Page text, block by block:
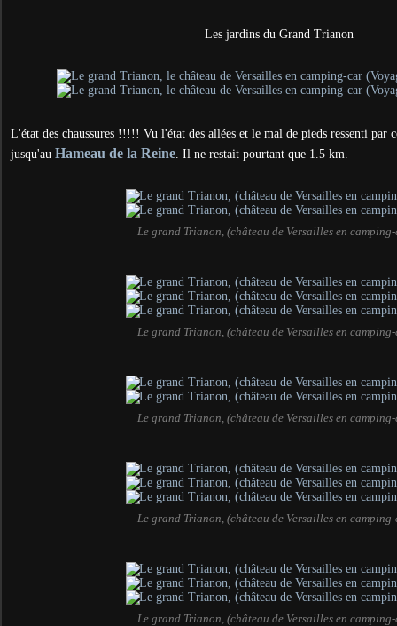
Les jardins du Grand Trianon
L'état des chaussures !!!!! Vu l'état des allées et le mal de pieds ressenti par
jusqu'au Hameau de la Reine. Il ne restait pourtant que 1.5 km.
Le grand Trianon, (château de Versailles en
Le grand Trianon, (château de Versailles en
Le grand Trianon, (château de Versailles en
Le grand Trianon, (château de Versailles en
Le grand Trianon, (château de Versailles en